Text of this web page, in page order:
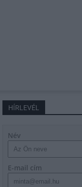
HÍRLEVÉL
Név
E-mail cím